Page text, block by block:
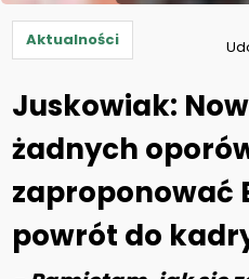
Aktualności
Juskowiak:
żadnych
zaproponować
powrót do